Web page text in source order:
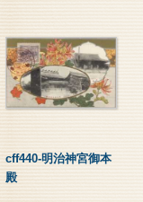
cff440-明治神宮御本
殿